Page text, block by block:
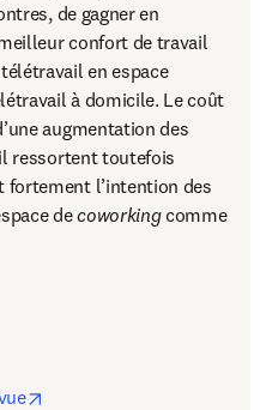
de gagner en
confort de travail
en espace
à domicile. Le coût
augmentation des
ressortent toutefois
fortement l’intention des
de coworking comme